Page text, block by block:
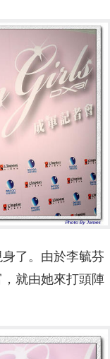
了。由於李毓芬
就由她來打頭陣